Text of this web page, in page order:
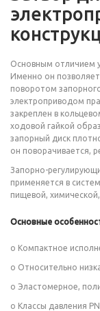
Основным отличием
Именно он
поворотом
электроприводом
закреплен в
ходовой гайкой
запорный диск
он поворачивается,
Запорно-
применяется в
пищевой,
Основные
o Компактное
o Относительно
o Эластомерное,
o Классы давления